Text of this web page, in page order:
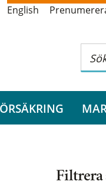
English
Filtrera